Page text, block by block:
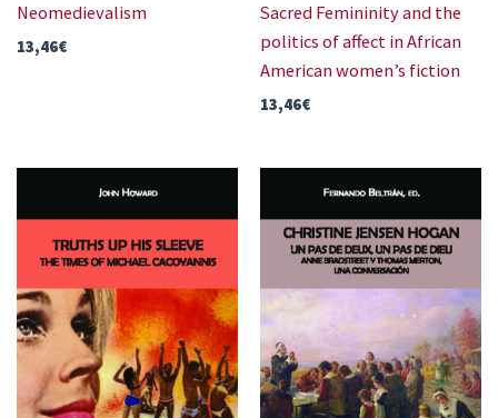
Neomedievalism
13,46€
Sacred Femininity and the
politics of affect in African
American women’s fiction
13,46€